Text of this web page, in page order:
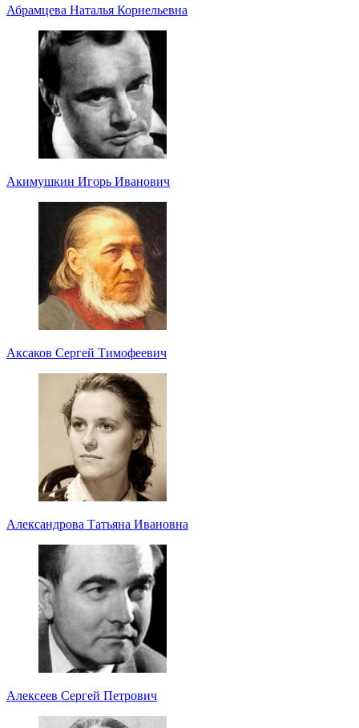
Абрамцева Наталья Корнельевна
Акимушкин Игорь Иванович
Аксаков Сергей Тимофеевич
Александрова Татьяна Ивановна
Алексеев Сергей Петрович